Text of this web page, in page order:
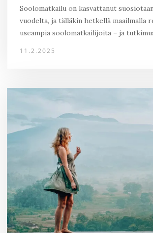
Soolomatkailu on kasvattanut
vuodelta, ja tälläkin hetkellä maailmalla
useampia soolomatkailijoita – ja
11.2.2025